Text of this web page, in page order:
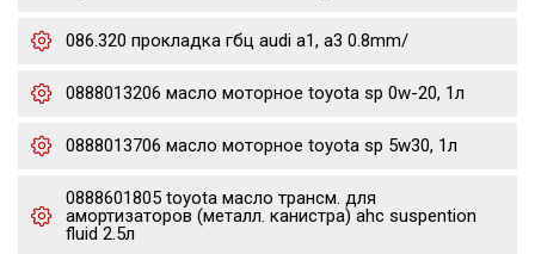
086.320 прокладка гбц audi a1, a3 0.8mm/
0888013206 масло моторное toyota sp 0w-20, 1л
0888013706 масло моторное toyota sp 5w30, 1л
0888601805 toyota масло трансм. для
амортизаторов (металл. канистра) ahc suspention
fluid 2.5л